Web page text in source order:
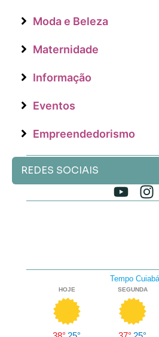
Moda e Beleza
Maternidade
Informação
Eventos
Empreendedorismo
REDES SOCIAIS